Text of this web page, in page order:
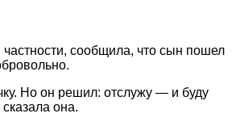
сообщила, что сын пошел
Но он решил: отслужу — и буду
она.